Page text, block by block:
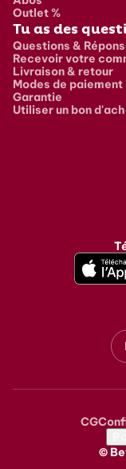
Outlet %
Tu as des
Questions &
Recevoir votre
Livraison & retour
Modes de paiement
Garantie
Utiliser un bon
CG
©